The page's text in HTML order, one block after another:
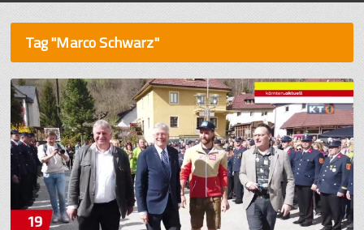
Tag "Marco Schwarz"